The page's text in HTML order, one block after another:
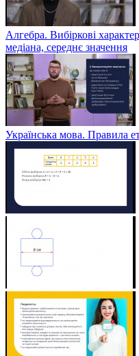
Алгебра. Вибіркові
медіана, середнє значення
Українська мова. Правила